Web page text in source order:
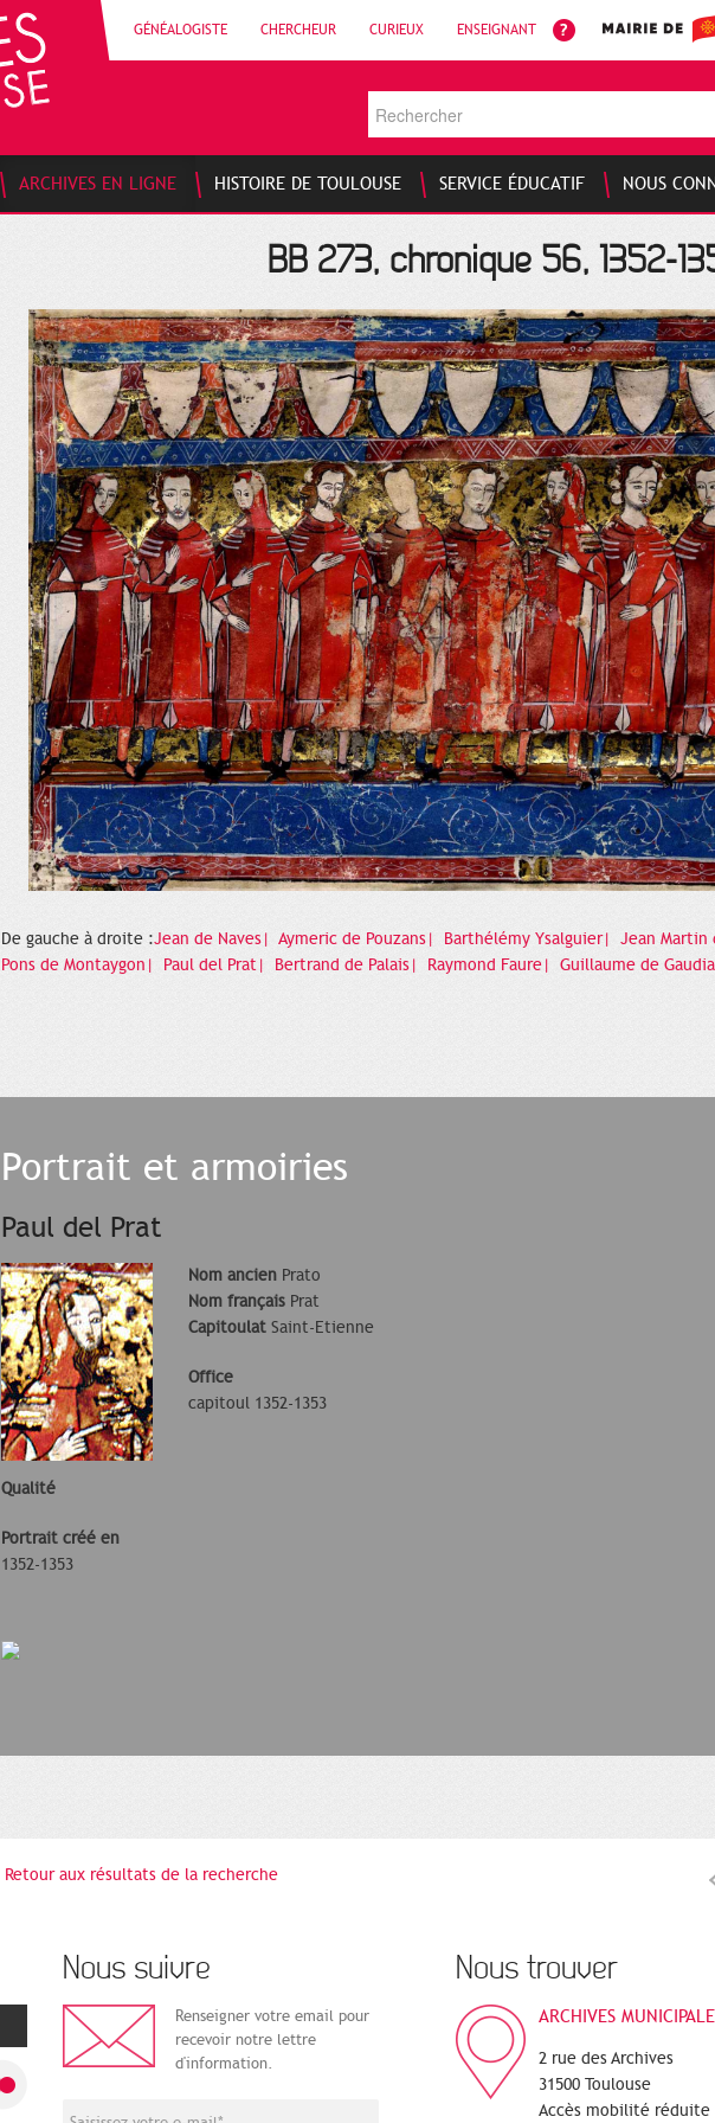
GÉNÉALOGISTE CHERCHEUR CURIEUX ENSEIGNANT
ARCHIVES EN LIGNE HISTOIRE DE TOULOUSE SERVICE ÉDUCATIF NOUS
BB 273, chronique 56, 1352-
De gauche à droite :Jean de Naves| Aymeric de Pouzans| Barthélémy Ysalguier| Jean Martin
Pons de Montaygon|
Paul del Prat| Bertrand de Palais| Raymond Faure| Guillaume de
Portrait et armoiries
Paul del Prat
Nom ancien Prato
Nom français Prat
CapitoulatSaint-Etienne
Office
capitoul 1352-1353
Qualité
Portrait créé en
1352-1353
Retour aux résultats de la recherche
Nous suivre
Renseigner votre email pour
recevoir notre lettre
d'information.
Nous trouver
ARCHIVES
2 rue des Archives
31500 Toulouse
Accès mobilité réduite